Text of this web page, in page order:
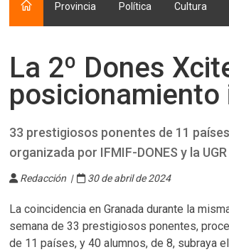
Provincia Política Cultura
La 2º Dones
posicionamiento
33 prestigiosos ponentes de 11
organizada por IFMIF-DONES y la UGR
Redacción | 30 de abril de 2024
La coincidencia en Granada durante la
semana de 33 prestigiosos ponentes,
de 11 países, y 40 alumnos, de 8, subraya el